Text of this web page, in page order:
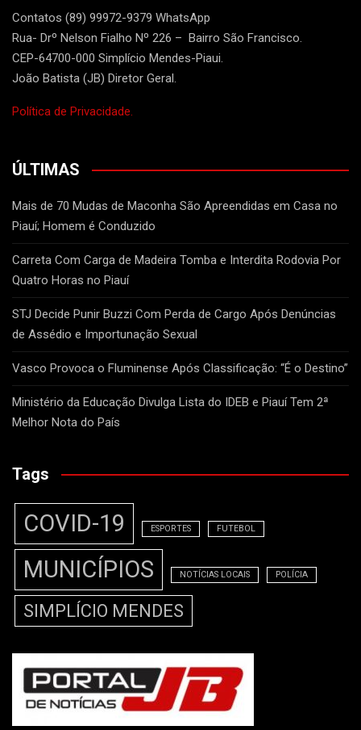
Contatos (89) 99972-9379 WhatsApp
Rua- Drº Nelson Fialho Nº 226 – Bairro São Francisco.
CEP-64700-000 Simplício Mendes-Piaui.
João Batista (JB) Diretor Geral.
Política de Privacidade.
ÚLTIMAS
Mais de 70 Mudas de Maconha São Apreendidas em Casa no
Piauí; Homem é Conduzido
Carreta Com Carga de Madeira Tomba e Interdita Rodovia Por
Quatro Horas no Piauí
STJ Decide Punir Buzzi Com Perda de Cargo Após Denúncias
de Assédio e Importunação Sexual
Vasco Provoca o Fluminense Após Classificação: “É o Destino”
Ministério da Educação Divulga Lista do IDEB e Piauí Tem 2ª
Melhor Nota do País
Tags
COVID-19 ESPORTES FUTEBOL
MUNICÍPIOS NOTÍCIAS LOCAIS POLÍCIA
SIMPLÍCIO MENDES